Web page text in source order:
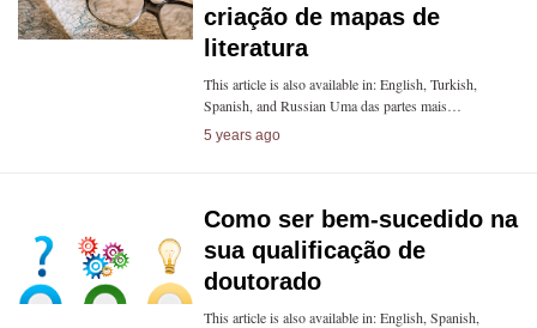
criação de mapas de
literatura
This article is also available in: English, Turkish,
Spanish, and Russian Uma das partes mais…
5 years ago
Como ser bem-sucedido na
sua qualificação de
doutorado
This article is also available in: English, Spanish,